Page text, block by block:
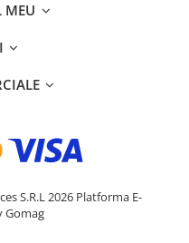
MEU
S.R.L 2026 Platforma E-
Gomag